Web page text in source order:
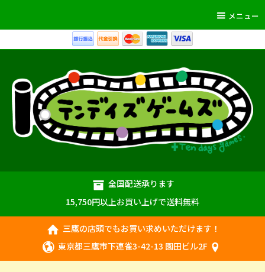
メニュー
全国配送承ります
15,750円以上お買い上げで送料無料
三鷹の店頭でもお買い求めいただけます！
東京都三鷹市下連雀3-42-13 園田ビル2F